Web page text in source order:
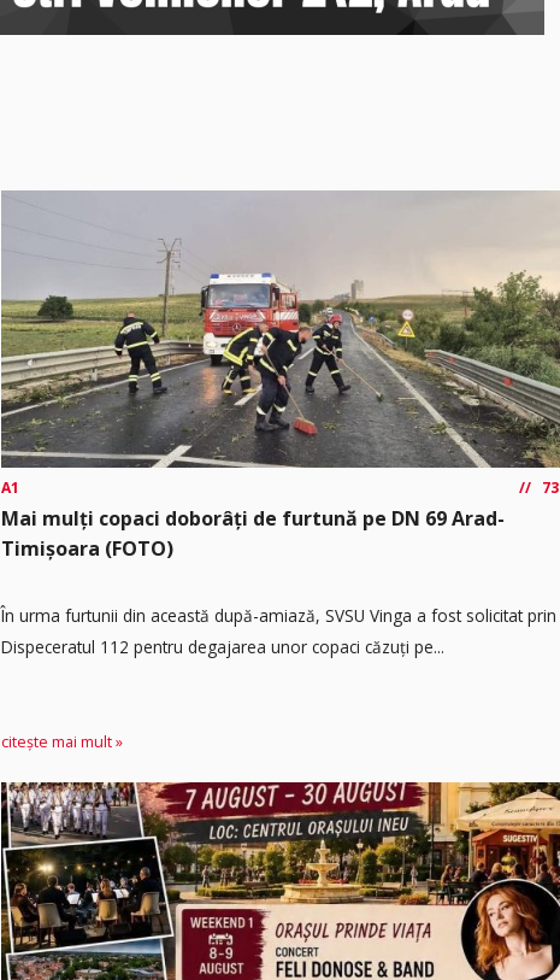
A1 73
Mai mulți copaci doborâți de furtună pe DN 69 Arad-
Timișoara (FOTO)
În urma furtunii din această după-amiază, SVSU Vinga a fost solicitat prin
Dispeceratul 112 pentru degajarea unor copaci căzuți pe...
citește mai mult »